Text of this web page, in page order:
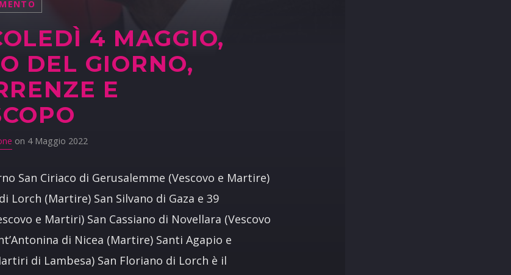
4 MAGGIO,
DEL GIORNO,
E
on 4 Maggio 2022
San Ciriaco di Gerusalemme (Vescovo e Martire)
Lorch (Martire) San Silvano di Gaza e 39
e Martiri) San Cassiano di Novellara (Vescovo
di Nicea (Martire) Santi Agapio e
di Lambesa) San Floriano di Lorch è il